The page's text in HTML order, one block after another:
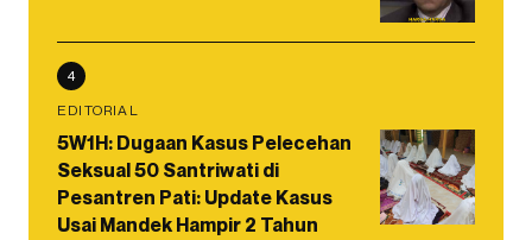
4
EDITORIAL
5W1H: Dugaan Kasus Pelecehan
Seksual 50 Santriwati di
Pesantren Pati: Update Kasus
Usai Mandek Hampir 2 Tahun